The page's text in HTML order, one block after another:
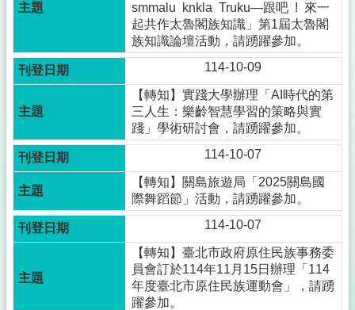
smmalu knkla Truku—跟吧 ! 來一
起共作太魯閣族知識」第1屆太魯閣
族知識論壇活動，請踴躍參加。
114-10-09
【轉知】實踐大學辦理「AI時代的第
三人生：樂齡智慧學習的策略與實
踐」學術研討會，請踴躍參加。
114-10-07
【轉知】關島旅遊局「2025關島國
際舞蹈節」活動，請踴躍參加。
114-10-07
【轉知】臺北市政府原住民族事務委
員會訂於114年11月15日辦理「114
年度臺北市原住民族運動會」，請踴
躍參加。